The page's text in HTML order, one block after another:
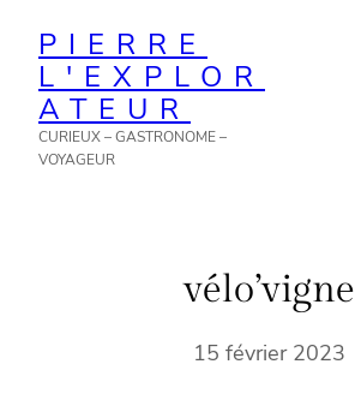
contenu
PIERRE
L'EXPLOR
ATEUR
CURIEUX – GASTRONOME –
VOYAGEUR
vélo’vigne
15 février 2023